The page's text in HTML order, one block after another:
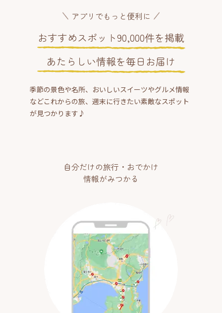
アプリでもっと便利に
おすすめスポット90,000件を掲載
あたらしい情報を毎日お届け
季節の景色や名所、おいしいスイーツやグルメ情報
などこれからの旅、週末に行きたい素敵なスポット
が見つかります♪
自分だけの旅行・おでかけ
情報がみつかる